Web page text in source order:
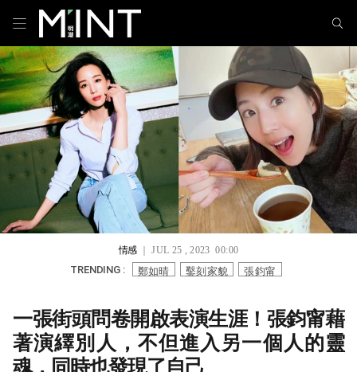
情感｜ JUL 25 , 2023 00:00
TRENDING : 鄭如晴 鑿刻家貌 張鈞甯
一張街頭問卷開啟表演生涯！張鈞甯藉
著演繹別人，不但進入另一個人的靈
魂，同時也發現了自己